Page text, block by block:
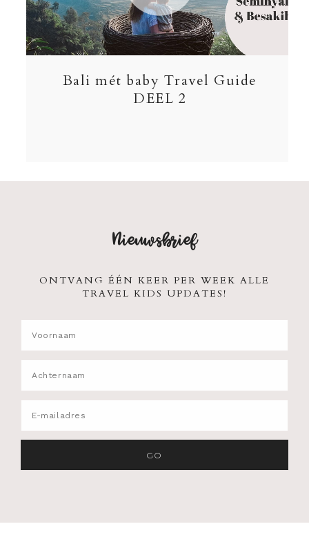
Bali mét baby Travel Guide
DEEL 2
Nieuwsbrief
ONTVANG ÉÉN KEER PER WEEK ALLE
TRAVEL KIDS UPDATES!